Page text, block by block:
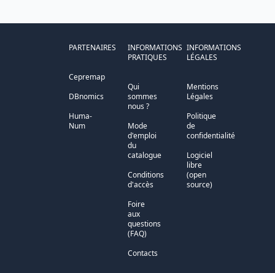
PARTENAIRES
Cepremap
DBnomics
Huma-
Num
INFORMATIONS
PRATIQUES
Qui
sommes
nous ?
Mode
d'emploi
du
catalogue
Conditions
d'accès
Foire
aux
questions
(FAQ)
Contacts
INFORMATIONS
LÉGALES
Mentions
Légales
Politique
de
confidentialité
Logiciel
libre
(open
source)